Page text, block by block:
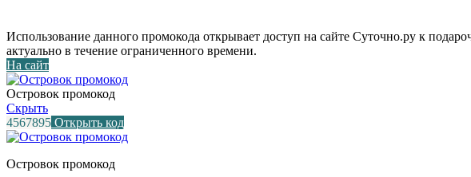
Использование данного промокода открывает доступ на сайте Суточно.ру к
актуально в течение ограниченного времени.
На сайт
Островок промокод
Скрыть
4567895 Открыть код
Островок промокод